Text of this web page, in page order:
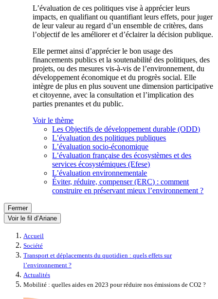
L’évaluation de ces politiques vise à apprécier leurs
impacts, en qualifiant ou quantifiant leurs effets, pour juger
de leur valeur au regard d’un ensemble de critères, dans
l’objectif de les améliorer et d’éclairer la décision publique.
Elle permet ainsi d’apprécier le bon usage des
financements publics et la soutenabilité des politiques, des
projets, ou des mesures vis-à-vis de l’environnement, du
développement économique et du progrès social. Elle
intègre de plus en plus souvent une dimension participative
et citoyenne, avec la consultation et l’implication des
parties prenantes et du public.
Voir le thème
Les Objectifs de développement durable (ODD)
L’évaluation des politiques publiques
L’évaluation socio-économique
L’évaluation française des écosystèmes et des
services écosystémiques (Efese)
L’évaluation environnementale
Éviter, réduire, compenser (ERC) : comment
construire en préservant mieux l’environnement ?
Fermer
Voir le fil d’Ariane
Accueil
Société
Transport et déplacements du quotidien : quels effets sur
l’environnement ?
Actualités
Mobilité : quelles aides en 2023 pour réduire nos émissions de CO2 ?